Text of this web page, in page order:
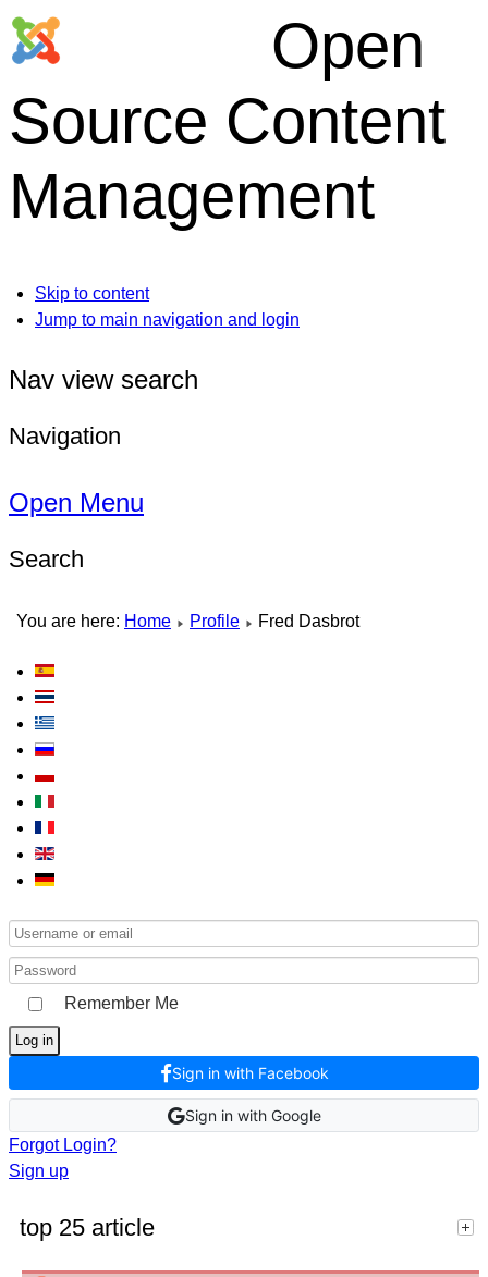
Open
Source Content
Management
Skip to content
Jump to main navigation and login
Nav view search
Navigation
Open Menu
Search
You are here: Home Profile Fred Dasbrot
Remember Me
Log in
Sign in with Facebook
Sign in with Google
Forgot Login?
Sign up
top 25 article